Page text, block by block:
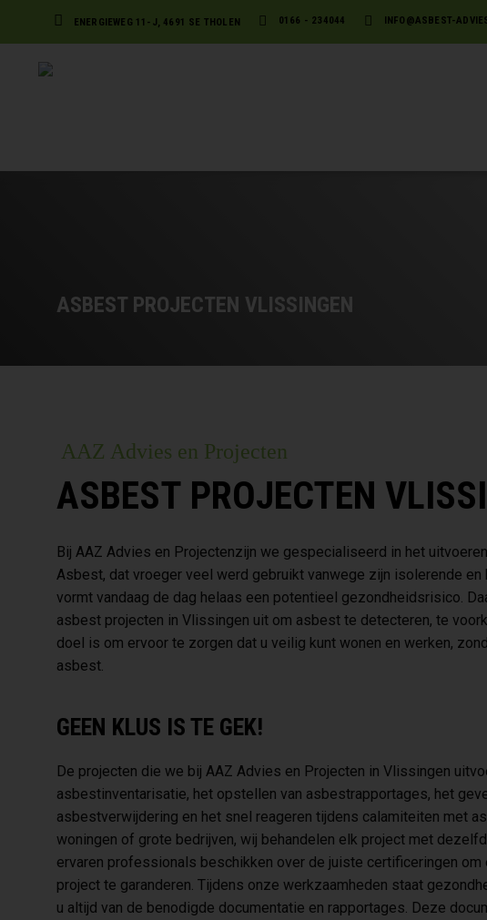
ENERGIEWEG 11-J, 4691 SE THOLEN 0166 - 234044 INFO@ASBEST-
ASBEST PROJECTEN VLISSINGEN
AAZ Advies en Projecten
ASBEST PROJECTEN
Bij AAZ Advies en Projectenzijn we gespecialiseerd in het
Asbest, dat vroeger veel werd gebruikt vanwege zijn isolerende en
vormt vandaag de dag helaas een potentieel gezondheidsrisico.
asbest projecten in Vlissingen uit om asbest te detecteren, te
doel is om ervoor te zorgen dat u veilig kunt wonen en werken,
asbest.
GEEN KLUS IS TE GEK!
De projecten die we bij AAZ Advies en Projecten in Vlissingen
asbestinventarisatie, het opstellen van asbestrapportages, het
asbestverwijdering en het snel reageren tijdens calamiteiten met
woningen of grote bedrijven, wij behandelen elk project met
ervaren professionals beschikken over de juiste certificeringen
project te garanderen. Tijdens onze werkzaamheden staat
u altijd van de benodigde documentatie en rapportages. Deze